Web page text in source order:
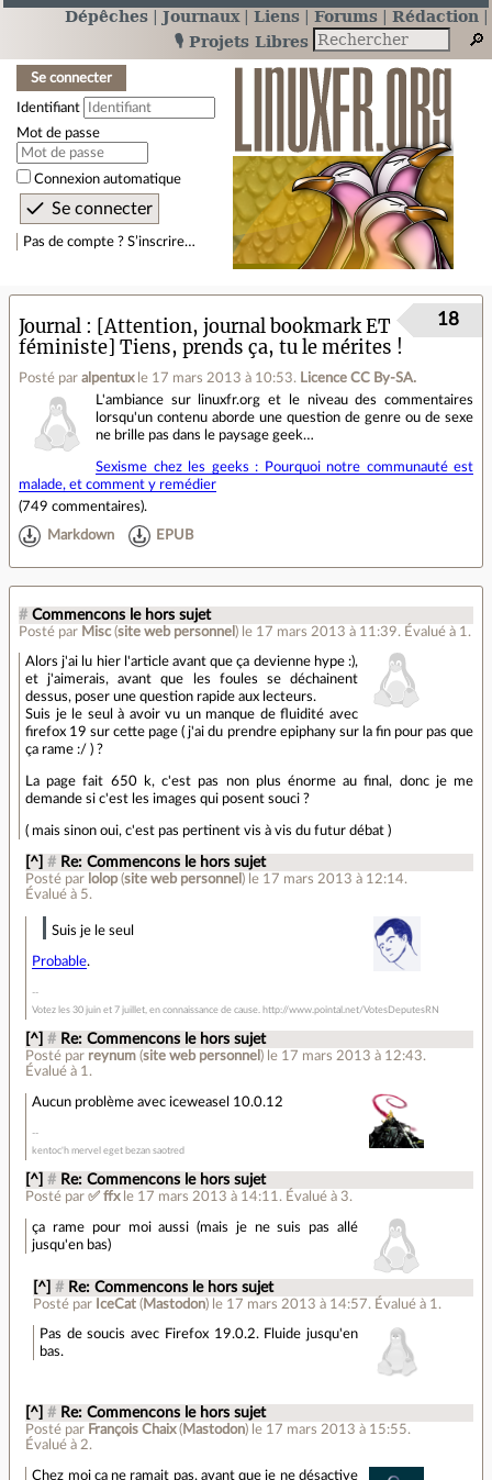
Dépêches Journaux Liens Forums
Rédaction
🎙️ Projets Libres
Se connecter
Identifiant
Mot de passe
Connexion automatique
Pas de compte ? S’inscrire…
Journal
[Attention, journal bookmark ET
féministe] Tiens, prends ça, tu le mérites !
Posté par alpentux le 17 mars 2013 à 10:53. Licence CC By‑SA.
18
L'ambiance sur linuxfr.org et le niveau des commentaires
lorsqu'un contenu aborde une question de genre ou de sexe
ne brille pas dans le paysage geek…
Sexisme chez les geeks : Pourquoi notre communauté est
malade, et comment y remédier
(749 commentaires).
Markdown EPUB
# Commencons le hors sujet
Posté par Misc(site web personnel ) le 17 mars 2013 à 11:39. Évalué à 1 .
Alors j'ai lu hier l'article avant que ça devienne hype :),
et j'aimerais, avant que les foules se déchainent
dessus, poser une question rapide aux lecteurs.
Suis je le seul à avoir vu un manque de fluidité avec
firefox 19 sur cette page ( j'ai du prendre epiphany sur la fin pour pas que
ça rame :/ ) ?
La page fait 650 k, c'est pas non plus énorme au final, donc je me
demande si c'est les images qui posent souci ?
( mais sinon oui, c'est pas pertinent vis à vis du futur débat )
[^] # Re: Commencons le hors sujet
Posté par lolop(site web personnel ) le 17 mars 2013 à 12:14.
Évalué à 5.
Suis je le seul
Probable.
Votez les 30 juin et 7 juillet, en connaissance de cause. http://www.pointal.net/VotesDeputesRN
[^] # Re: Commencons le hors sujet
Posté par reynum (site web personnel ) le 17 mars 2013 à 12:43.
Évalué à 1 .
Aucun problème avec iceweasel 10.0.12
kentoc'h mervel eget bezan saotred
[^] # Re: Commencons le hors sujet
Posté par✅ ffx le 17 mars 2013 à 14:11 . Évalué à 3.
ça rame pour moi aussi (mais je ne suis pas allé
jusqu'en bas)
[^] # Re: Commencons le hors sujet
Posté par IceCat(Mastodon) le 17 mars 2013 à 14:57. Évalué à 1 .
Pas de soucis avec Firefox 19.0.2. Fluide jusqu'en
bas.
[^] # Re: Commencons le hors sujet
Posté par François Chaix( Mastodon) le 17 mars 2013 à 15:55.
Évalué à2.
Chez moi ça ne ramait pas, avant que je ne désactive